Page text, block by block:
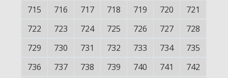
715
716 717 718 719 720
721
722
723 724 725 726 727
728
729
730 731 732 733 734
735
736
737 738 739 740 741
742